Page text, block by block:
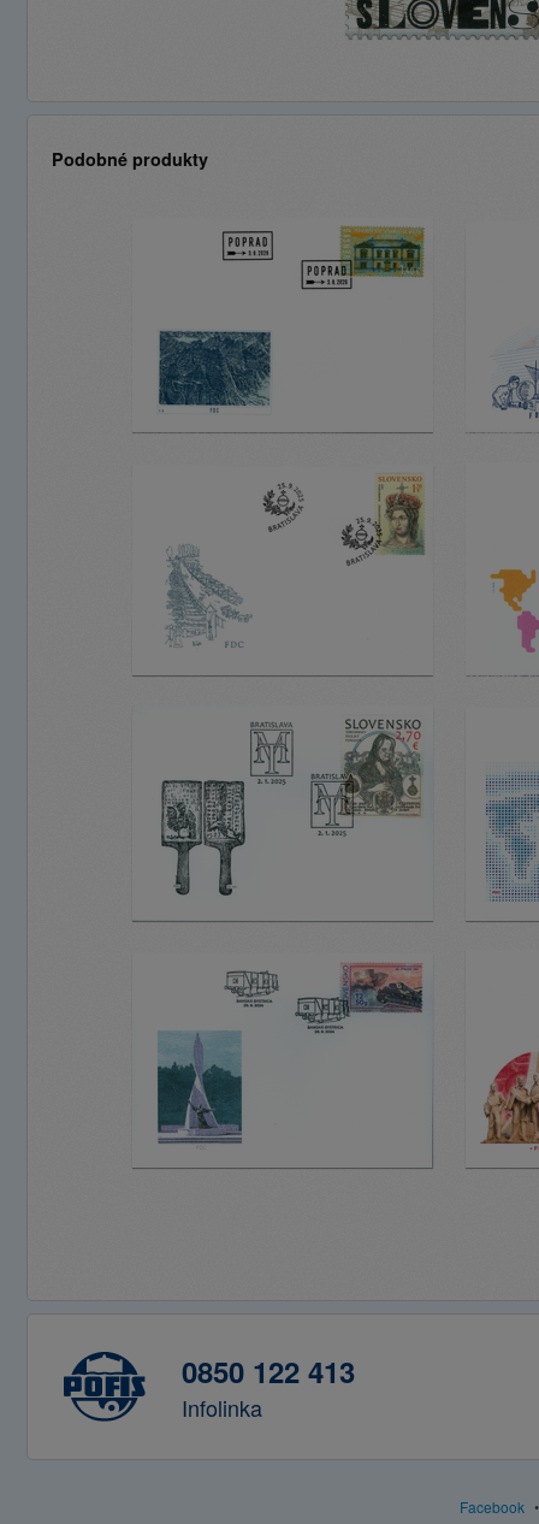
Podobné produkty
0850 122 413
Infolinka
Facebook